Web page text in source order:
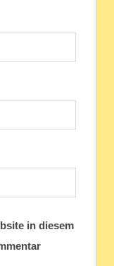
in diesem